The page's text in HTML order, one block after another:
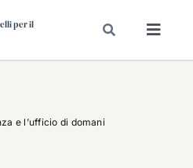
per il
e l’ufficio di domani